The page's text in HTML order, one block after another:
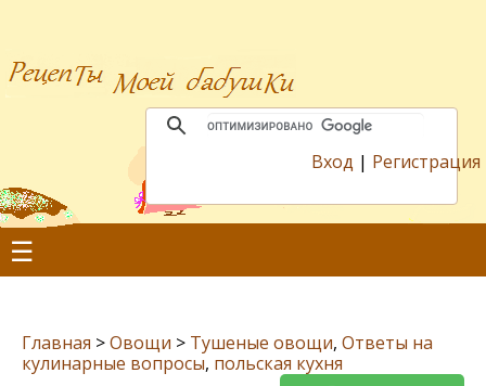
Вход | Регистрация
☰
Главная >Овощи > Тушеные овощи, Ответы на
кулинарные вопросы, польская кухня